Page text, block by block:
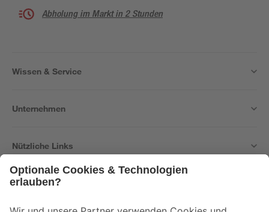
Abholung im Markt in 2 Stunden
Wissen & Service
Unternehmen
Nützliche Links
Der toom Newsletter: Keine Angebote und Aktionen mehr verpassen!